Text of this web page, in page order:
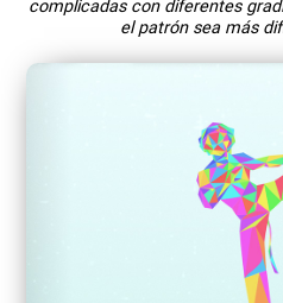
complicadas con diferentes
el patrón sea más